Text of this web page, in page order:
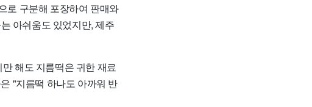
로 구분해 포장하여 판매와
아쉬움도 있었지만, 제주
해도 지름떡은 귀한 재료
"지름떡 하나도 아까워 반